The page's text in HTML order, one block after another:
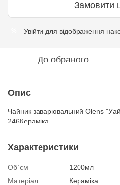
Замовити
Увійти для відображення
До обраного
Опис
Чайник заварювальний Olens
246Кераміка
Характеристики
Об`єм
1200мл
Матеріал
Кераміка